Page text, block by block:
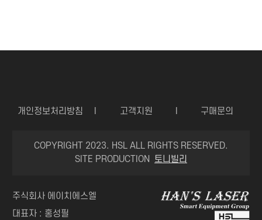
개인정보처리방침 고객지원 구매문의
COPYRIGHT 2023. HSL ALL RIGHTS RESERVED.
SITE PRODUCTION 토니빌리
주식회사 에이치에스엘
대표자 : 홍성필